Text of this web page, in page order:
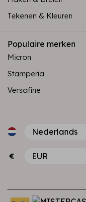
Tekenen & Kleuren
Populaire merken
Micron
Stamperia
Versafine
€